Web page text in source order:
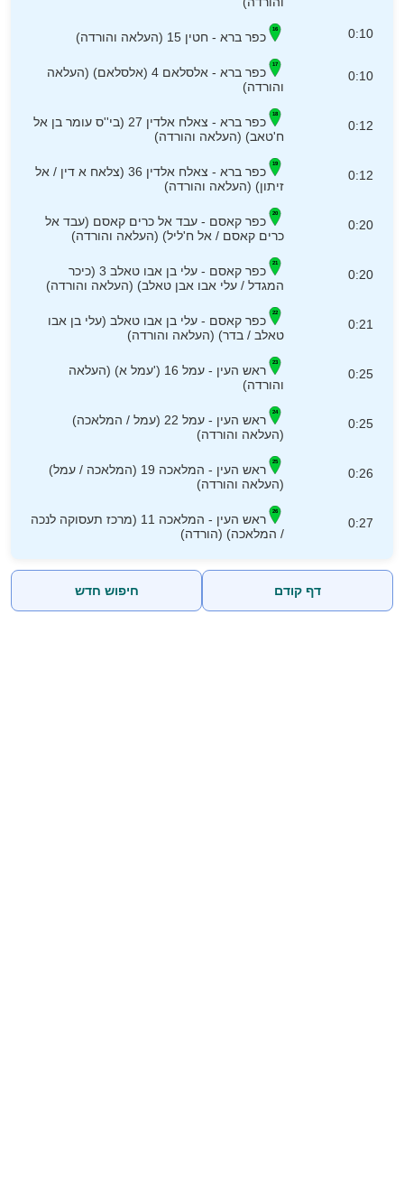
0:10 כפר ברא - חטין 15 (העלאה והורדה)
0:10
כפר ברא - אלסלאם 4 (אלסלאם) (העלאה
והורדה)
0:12
כפר ברא - צאלח אלדין 27 (בי''ס עומר בן אל
ח'טאב) (העלאה והורדה)
0:12
כפר ברא - צאלח אלדין 36 (צלאח א דין / אל
זיתון) (העלאה והורדה)
0:20
כפר קאסם - עבד אל כרים קאסם (עבד אל
כרים קאסם / אל ח'ליל) (העלאה והורדה)
0:20
כפר קאסם - עלי בן אבו טאלב 3 (כיכר
המגדל / עלי אבו אבן טאלב) (העלאה והורדה)
0:21
כפר קאסם - עלי בן אבו טאלב (עלי בן אבו
טאלב / בדר) (העלאה והורדה)
0:25
ראש העין - עמל 16 ('עמל א) (העלאה
והורדה)
0:25
ראש העין - עמל 22 (עמל / המלאכה)
(העלאה והורדה)
0:26
ראש העין - המלאכה 19 (המלאכה / עמל)
(העלאה והורדה)
0:27
ראש העין - המלאכה 11 (מרכז תעסוקה לנכה
/ המלאכה) (הורדה)
דף קודם חיפוש חדש